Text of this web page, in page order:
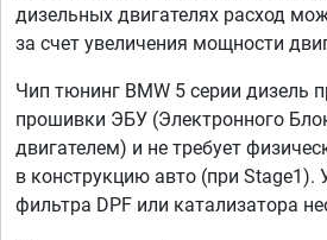
дизельных двигателях расход
за счет увеличения мощности
Чип тюнинг BMW 5 серии дизель
прошивки ЭБУ (Электронного
двигателем) и не требует
в конструкцию авто (при Stage1).
фильтра DPF или катализатора